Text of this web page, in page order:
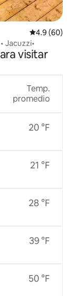
Calificación
4.9 (60)
Jacuzzi•
visitar
Temp.
promedio
20 °F
21 °F
28 °F
39 °F
50 °F